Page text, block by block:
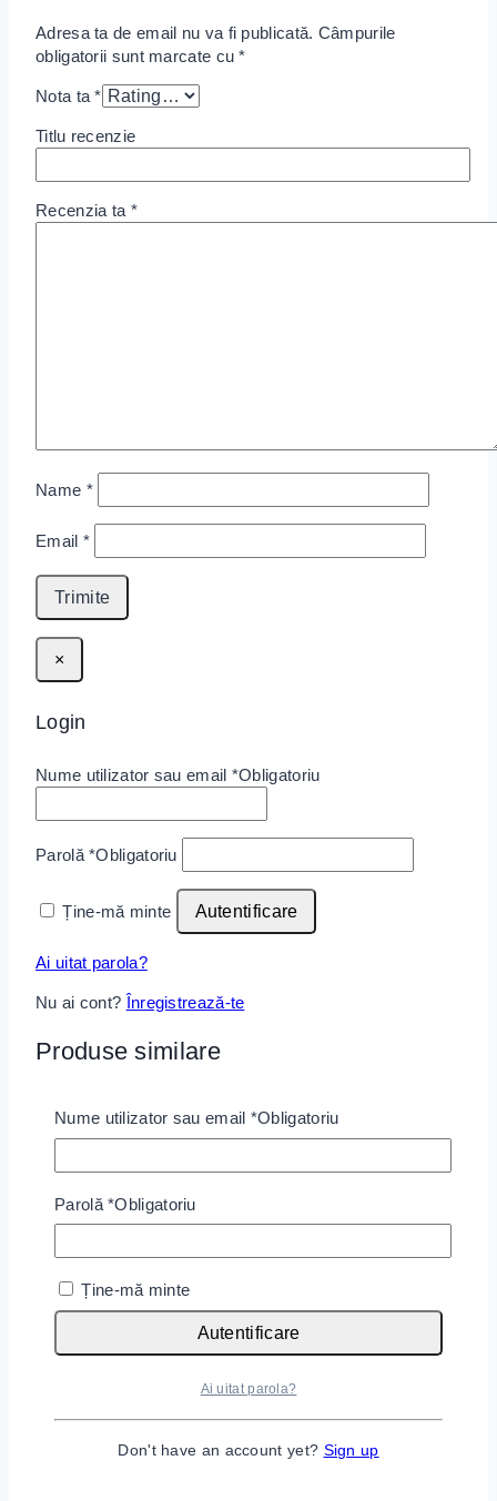
Adresa ta de email nu va fi publicată. Câmpurile
obligatorii sunt marcate cu*
Nota ta*
Titlu recenzie
Recenzia ta *
Name *
Email *
×
Login
Nume utilizator sau email *Obligatoriu
Parolă*Obligatoriu
Ține-mă minte Autentificare
Ai uitat parola?
Nu ai cont? Înregistrează-te
Produse similare
Wishlist
Rochie Maiou Anotimpuri
Acest produs are mai multe variații.
Opțiunile pot fi alese în pagina produsului.
Nume utilizator sau email *Obligatoriu
Parolă*Obligatoriu
Ține-mă minte
Autentificare
Ai uitat parola?
Don't have an account yet? Sign up